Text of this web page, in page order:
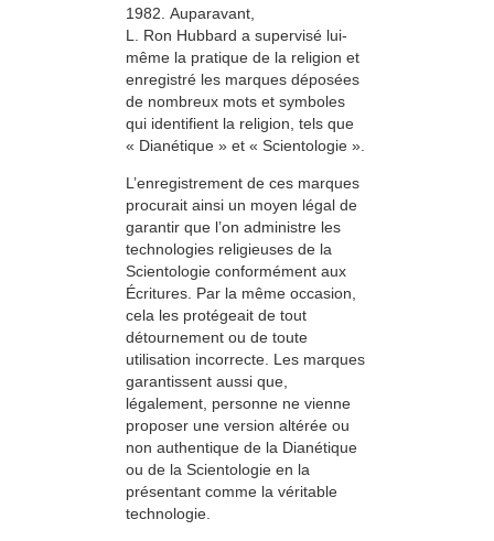
1982. Auparavant,
L. Ron Hubbard a supervisé lui-
même la pratique de la religion et
enregistré les marques déposées
de nombreux mots et symboles
qui identifient la religion, tels que
« Dianétique » et « Scientologie ».
L’enregistrement de ces marques
procurait ainsi un moyen légal de
garantir que l’on administre les
technologies religieuses de la
Scientologie conformément aux
Écritures. Par la même occasion,
cela les protégeait de tout
détournement ou de toute
utilisation incorrecte. Les marques
garantissent aussi que,
légalement, personne ne vienne
proposer une version altérée ou
non authentique de la Dianétique
ou de la Scientologie en la
présentant comme la véritable
technologie.